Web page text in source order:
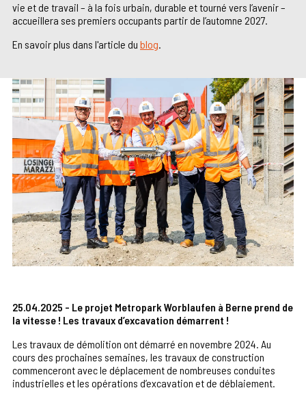
vie et de travail – à la fois urbain, durable et tourné vers l’avenir –
accueillera ses premiers occupants partir de l’automne 2027.
En savoir plus dans l'article du blog.
25.04.2025 - Le projet Metropark Worblaufen à Berne prend de
la vitesse ! Les travaux d’excavation démarrent !
Les travaux de démolition ont démarré en novembre 2024. Au
cours des prochaines semaines, les travaux de construction
commenceront avec le déplacement de nombreuses conduites
industrielles et les opérations d’excavation et de déblaiement.